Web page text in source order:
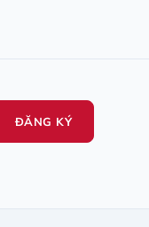
ĐĂNG KÝ